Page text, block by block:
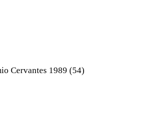
Cervantes 1989 (54)